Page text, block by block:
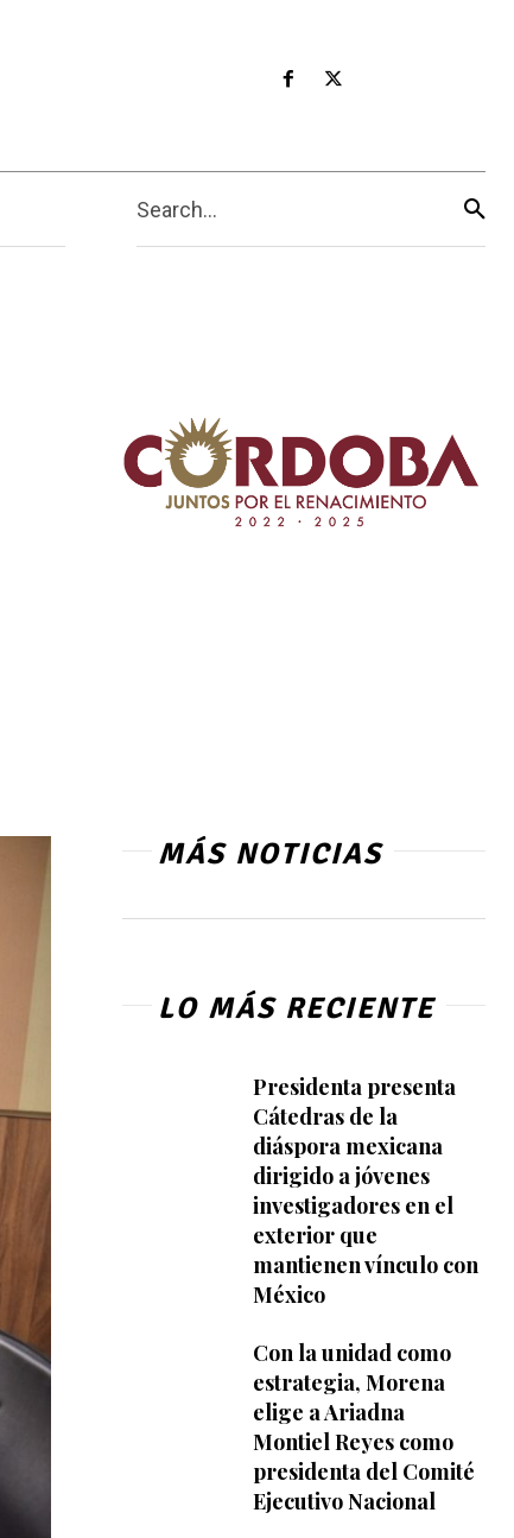
Search...
MÁS NOTICIAS
LO MÁS RECIENTE
Presidenta presenta
Cátedras de la
diáspora mexicana
dirigido a jóvenes
investigadores en el
exterior que
mantienen vínculo con
México
Con la unidad como
estrategia, Morena
elige a Ariadna
Montiel Reyes como
presidenta del Comité
Ejecutivo Nacional